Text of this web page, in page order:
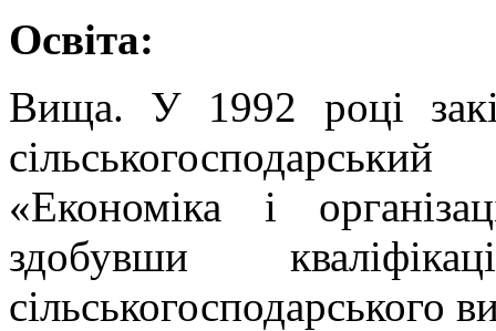
Освіта:
Вища. У 1992 році
«Економіка і
здобувши
сільськогосподарського